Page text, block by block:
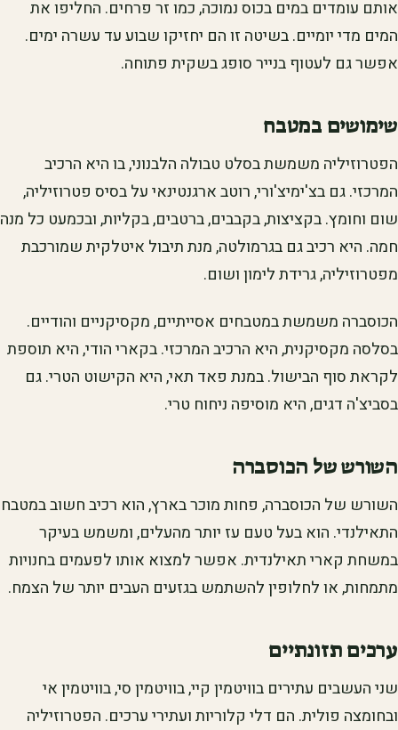
אותם עומדים במים בכוס נמוכה, כמו זר פרחים. החליפו את
המים מדי יומיים. בשיטה זו הם יחזיקו שבוע עד עשרה ימים.
אפשר גם לעטוף בנייר סופג בשקית פתוחה.
שימושים במטבח
הפטרוזיליה משמשת בסלט טבולה הלבנוני, בו היא הרכיב
המרכזי. גם בצ'ימיצ'ורי, רוטב ארגנטינאי על בסיס פטרוזיליה,
שום וחומץ. בקציצות, בקבבים, ברטבים, בקליות, ובכמעט כל מנה
חמה. היא רכיב גם בגרמולטה, מנת תיבול איטלקית שמורכבת
מפטרוזיליה, גרידת לימון ושום.
הכוסברה משמשת במטבחים אסייתיים, מקסיקניים והודיים.
בסלסה מקסיקנית, היא הרכיב המרכזי. בקארי הודי, היא תוספת
לקראת סוף הבישול. במנת פאד תאי, היא הקישוט הטרי. גם
בסביצ'ה דגים, היא מוסיפה ניחוח טרי.
השורש של הכוסברה
השורש של הכוסברה, פחות מוכר בארץ, הוא רכיב חשוב במטבח
התאילנדי. הוא בעל טעם עז יותר מהעלים, ומשמש בעיקר
במשחת קארי תאילנדית. אפשר למצוא אותו לפעמים בחנויות
מתמחות, או לחלופין להשתמש בגזעים העבים יותר של הצמח.
ערכים תזונתיים
שני העשבים עתירים בוויטמין קיי, בוויטמין סי, בוויטמין אי
ובחומצה פולית. הם דלי קלוריות ועתירי ערכים. הפטרוזיליה